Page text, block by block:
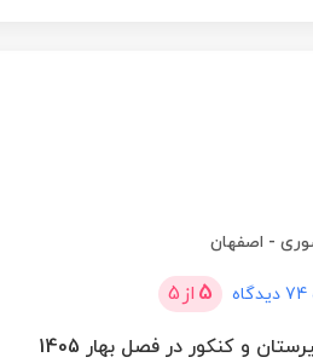
- اصفهان
5 از 5
و کنکور در فصل بهار 1405